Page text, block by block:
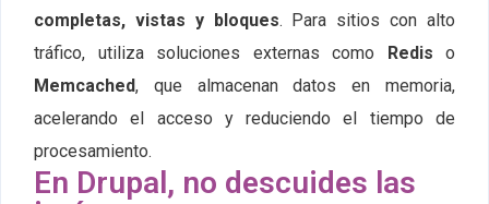
completas, vistas y bloques. Para sitios con alto
tráfico, utiliza soluciones externas como
Redis o
Memcached, que almacenan datos en memoria,
acelerando el acceso y reduciendo el tiempo de
procesamiento.
En Drupal, no descuides las